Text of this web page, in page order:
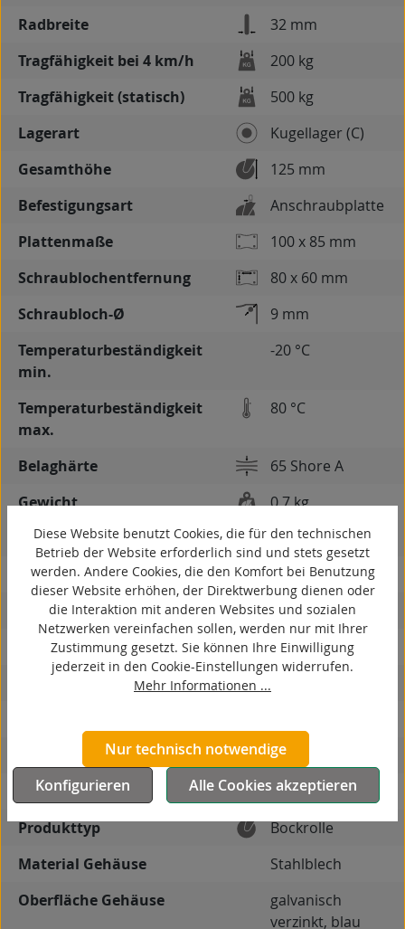
Radbreite
32 mm
Tragfähigkeit bei 4 km/h
200 kg
Tragfähigkeit (statisch)
500 kg
Lagerart
Kugellager (C)
Gesamthöhe
125 mm
Befestigungsart
Anschraubplatte
Plattenmaße
100 x 85 mm
Schraublochentfernung
80 x 60 mm
Schraubloch-Ø
9 mm
Temperaturbeständigkeit
min.
-20 °C
Temperaturbeständigkeit
max.
80 °C
Belaghärte
65 Shore A
Gewicht
0,7 kg
spurlos
kontaktverfärbungsfrei
antistatisch
elektrisch leitfähig
hitzebeständig
autoklaventauglich
Produkttyp
Bockrolle
Material Gehäuse
Stahlblech
Oberfläche Gehäuse
galvanisch
verzinkt, blau
Diese Website benutzt Cookies, die für den technischen
Betrieb der Website erforderlich sind und stets gesetzt
werden. Andere Cookies, die den Komfort bei Benutzung
dieser Website erhöhen, der Direktwerbung dienen oder
die Interaktion mit anderen Websites und sozialen
Netzwerken vereinfachen sollen, werden nur mit Ihrer
Zustimmung gesetzt. Sie können Ihre Einwilligung
jederzeit in den Cookie-Einstellungen widerrufen.
Mehr Informationen ...
Nur technisch notwendige
Konfigurieren
Alle Cookies akzeptieren